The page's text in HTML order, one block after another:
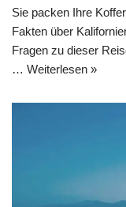
Sie packen Ihre
Fakten über
Fragen zu dieser
… Weiterlesen »